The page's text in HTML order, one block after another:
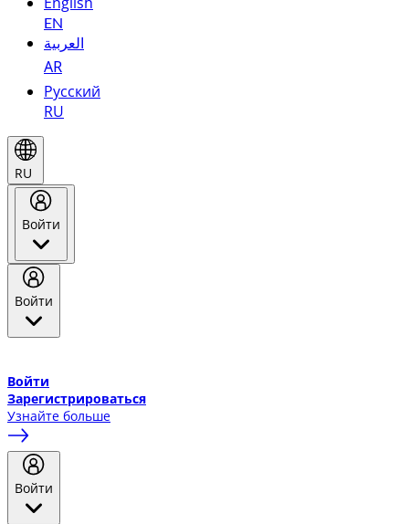
EN
العربية
AR
Русский
RU
RU
Войти
Войти
Войти
Зарегистрироваться
Узнайте больше
Войти